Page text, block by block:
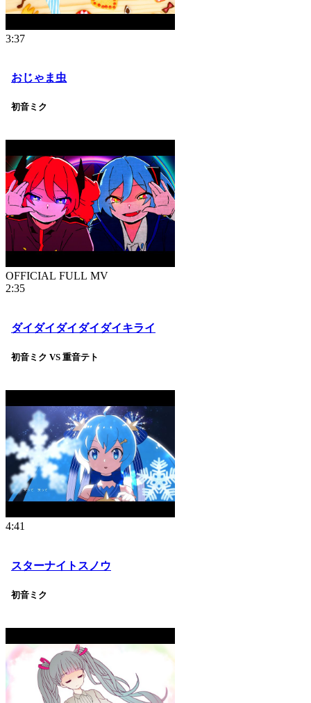
3:37
おじゃま虫
初音ミク
OFFICIAL FULL MV
2:35
ダイダイダイダイダイキライ
初音ミク VS 重音テト
4:41
スターナイトスノウ
初音ミク